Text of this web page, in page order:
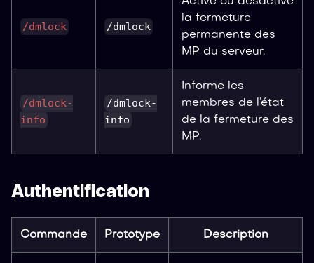
/dmlock /dmlock
la fermeture
permanente des
MP du serveur.
/dmlock-
info
/dmlock-
info
Informe les
membres de l’état
de la fermeture des
MP.
Authentification
Commande Prototype Description